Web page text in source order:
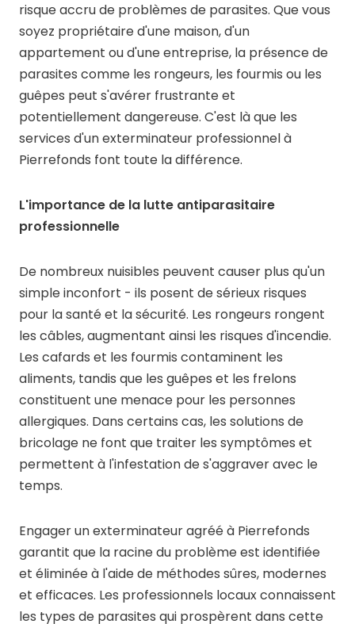
risque accru de problèmes de parasites. Que vous
soyez propriétaire d'une maison, d'un
appartement ou d'une entreprise, la présence de
parasites comme les rongeurs, les fourmis ou les
guêpes peut s'avérer frustrante et
potentiellement dangereuse. C'est là que les
services d'un exterminateur professionnel à
Pierrefonds font toute la différence.
L'importance de la lutte antiparasitaire
professionnelle
De nombreux nuisibles peuvent causer plus qu'un
simple inconfort - ils posent de sérieux risques
pour la santé et la sécurité. Les rongeurs rongent
les câbles, augmentant ainsi les risques d'incendie.
Les cafards et les fourmis contaminent les
aliments, tandis que les guêpes et les frelons
constituent une menace pour les personnes
allergiques. Dans certains cas, les solutions de
bricolage ne font que traiter les symptômes et
permettent à l'infestation de s'aggraver avec le
temps.
Engager un exterminateur agréé à Pierrefonds
garantit que la racine du problème est identifiée
et éliminée à l'aide de méthodes sûres, modernes
et efficaces. Les professionnels locaux connaissent
les types de parasites qui prospèrent dans cette